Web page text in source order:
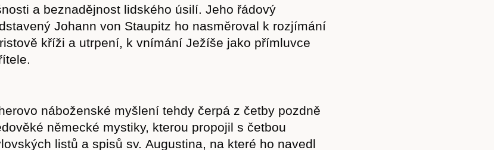
Akce
Obchod
a beznadějnost lidského úsilí. Jeho řádový
Johann von Staupitz ho nasměroval k rozjímání
kříži a utrpení, k vnímání Ježíše jako přímluvce
náboženské myšlení tehdy čerpá z četby pozdně
německé mystiky, kterou propojil s četbou
listů a spisů sv. Augustina, na které ho navedl